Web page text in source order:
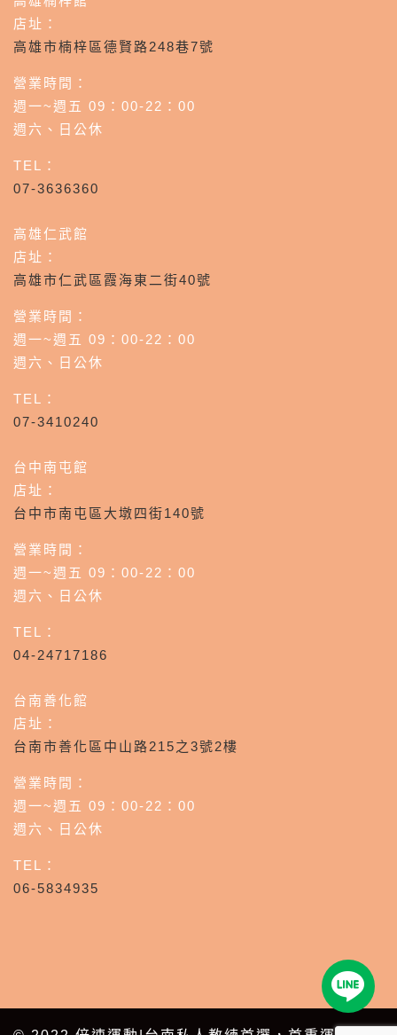
店址：
高雄市楠梓區德賢路248巷7號
營業時間：
週一~週五 09：00-22：00
週六、日公休
TEL：
07-3636360
高雄仁武館
店址：
高雄市仁武區霞海東二街40號
營業時間：
週一~週五 09：00-22：00
週六、日公休
TEL：
07-3410240
台中南屯館
店址：
台中市南屯區大墩四街140號
營業時間：
週一~週五 09：00-22：00
週六、日公休
TEL：
04-24717186
台南善化館
店址：
台南市善化區中山路215之3號2樓
營業時間：
週一~週五 09：00-22：00
週六、日公休
TEL：
06-5834935